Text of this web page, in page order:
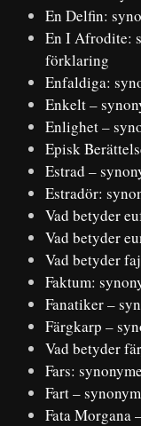
En Delfin:
En I Afrodite:
förklaring
Enfaldiga:
Enkelt –
Enlighet –
Episk
Estrad –
Estradör:
Vad betyder
Vad betyder
Vad betyder
Faktum:
Fanatiker –
Färgkarp –
Vad betyder
Fars:
Fart –
Fata Morgana